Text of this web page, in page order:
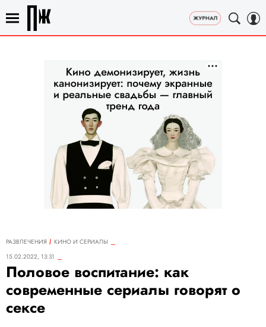
РАЗВЛЕЧЕНИЯ
КИНО И СЕРИАЛЫ
15.02.2022, 13:31
Половое воспитание: как
современные сериалы говорят о
сексе